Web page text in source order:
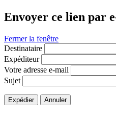
Envoyer ce lien par
Fermer la fenêtre
Destinataire
Expéditeur
Votre adresse e-mail
Sujet
Expédier Annuler